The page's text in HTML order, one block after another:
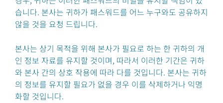
습니다. 본사는 귀하가 패스워드를 어느 누구와도 공유하지
않을 것을 요청 드립니다.
본사는 상기 목적을 위해 본사가 필요로 하는 한 귀하의 개
인 정보 자료를 유지할 것이며, 따라서 이러한 기간은 귀하
와 본사 간의 상호 작용에 따라 다를 것입니다. 본사는 귀하
의 정보를 유지할 필요가 없을 경우 이를 삭제하거나 익명
화할 것입니다.